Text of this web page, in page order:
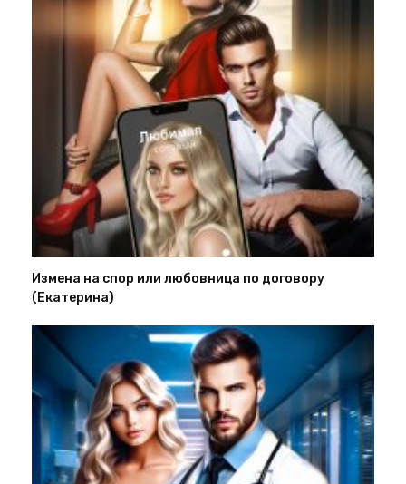
Измена на спор или любовница по договору
(Екатерина)